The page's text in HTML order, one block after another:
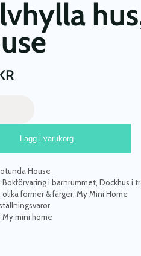
Lägg i varukorg
House
Bokförvaring i barnrummet Dockhus i
olika former & färger My Mini Home
My mini home